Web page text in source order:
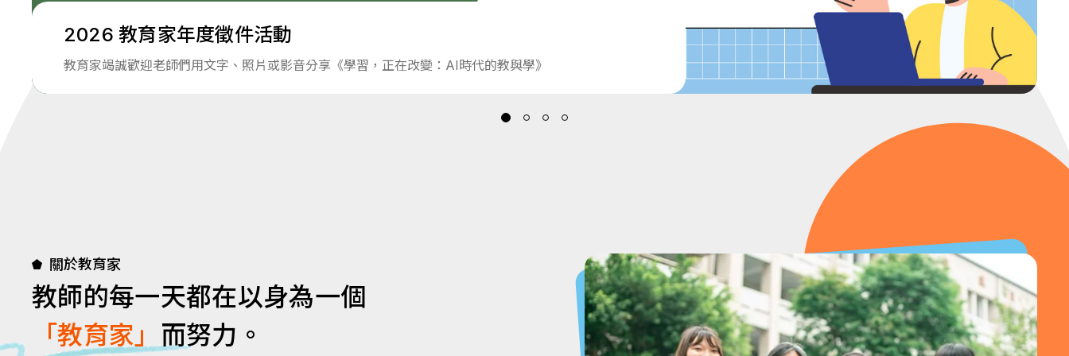
2026 教育家年度徵件活動
教育家竭誠歡迎老師們用文字、照片或影音分享《學習，正在改變：AI時代的教與學》
關於教育家
教師的每一天都在以身為一個
「教育家」 而努力。